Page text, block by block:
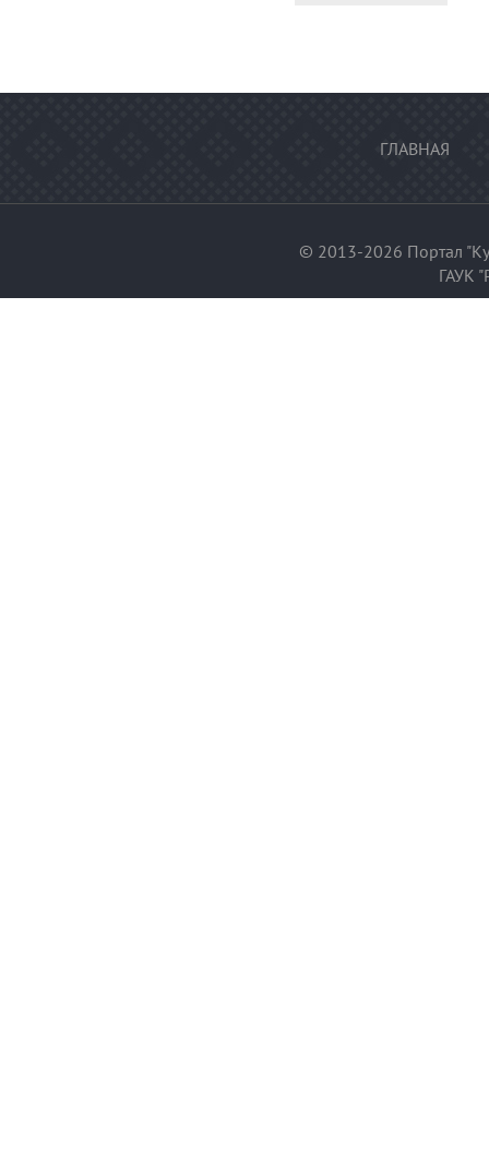
ГЛАВНАЯ
© 2013-2026 Портал
ГАУК